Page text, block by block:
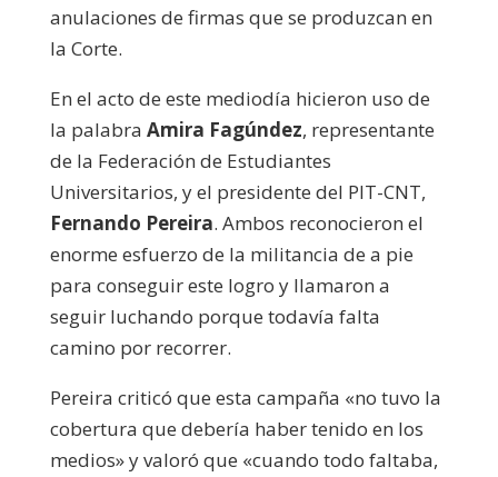
anulaciones de firmas que se produzcan en
la Corte.
En el acto de este mediodía hicieron uso de
la palabra Amira Fagúndez, representante
de la Federación de Estudiantes
Universitarios, y el presidente del PIT-CNT,
Fernando Pereira. Ambos reconocieron el
enorme esfuerzo de la militancia de a pie
para conseguir este logro y llamaron a
seguir luchando porque todavía falta
camino por recorrer.
Pereira criticó que esta campaña «no tuvo la
cobertura que debería haber tenido en los
medios» y valoró que «cuando todo faltaba,